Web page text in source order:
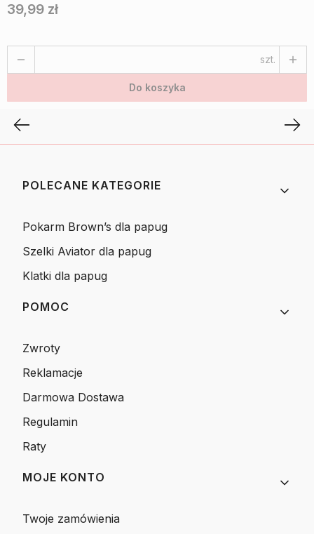
Cena
39,99 zł
szt.
Do koszyka
Linki w stopce
POLECANE KATEGORIE
Pokarm Brown’s dla papug
Szelki Aviator dla papug
Klatki dla papug
POMOC
Zwroty
Reklamacje
Darmowa Dostawa
Regulamin
Raty
MOJE KONTO
Twoje zamówienia